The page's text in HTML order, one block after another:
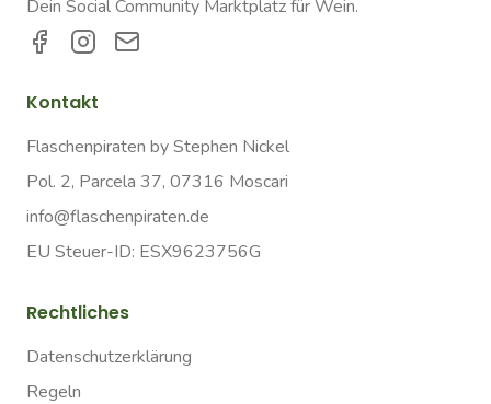
Dein Social Community Marktplatz für Wein.
Kontakt
Flaschenpiraten by Stephen Nickel
Pol. 2, Parcela 37, 07316 Moscari
info@flaschenpiraten.de
EU Steuer-ID: ESX9623756G
Rechtliches
Datenschutzerklärung
Regeln